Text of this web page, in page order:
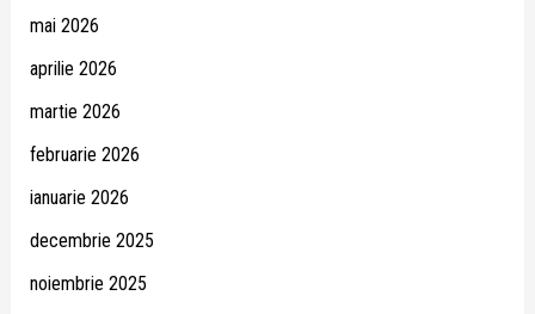
mai 2026
aprilie 2026
martie 2026
februarie 2026
ianuarie 2026
decembrie 2025
noiembrie 2025